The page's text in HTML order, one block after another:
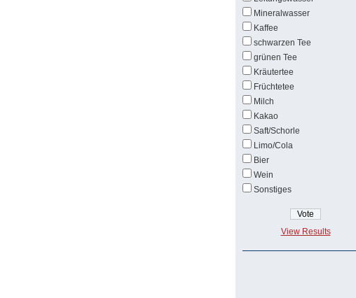
Mineralwasser
Kaffee
schwarzen Tee
grünen Tee
Kräutertee
Früchtetee
Milch
Kakao
Saft/Schorle
Limo/Cola
Bier
Wein
Sonstiges
View Results